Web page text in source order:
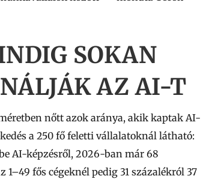
SOKAN
AZ AI-T
nőtt azok aránya, akik kaptak AI-
a 250 fő feletti vállalatoknál látható:
AI-képzésről, 2026-ban már 68
fős cégeknél pedig 31 százalékról 37